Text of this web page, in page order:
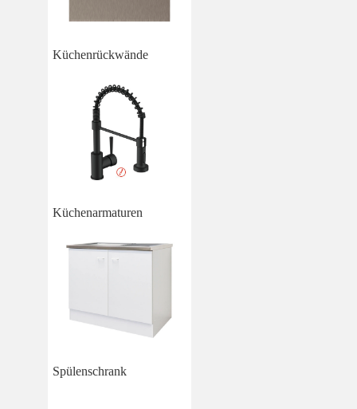
Küchenrückwände
Küchenarmaturen
Spülenschrank